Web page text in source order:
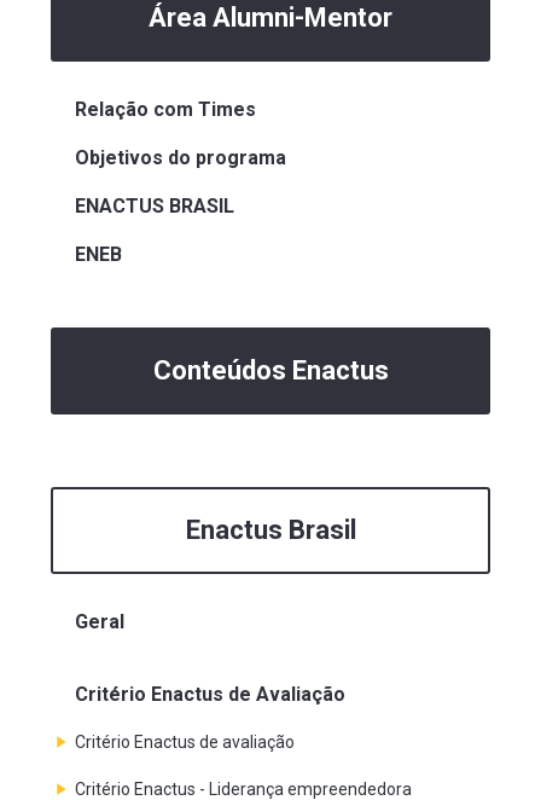
Área Alumni-Mentor
Relação com Times
Objetivos do programa
ENACTUS BRASIL
ENEB
Conteúdos Enactus
Enactus Brasil
Geral
Critério Enactus de Avaliação
Critério Enactus de avaliação
Critério Enactus - Liderança empreendedora